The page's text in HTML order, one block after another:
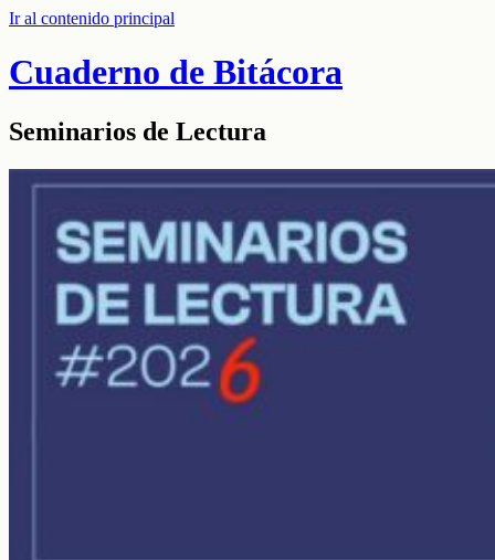
Ir al contenido principal
Cuaderno de Bitácora
Seminarios de Lectura